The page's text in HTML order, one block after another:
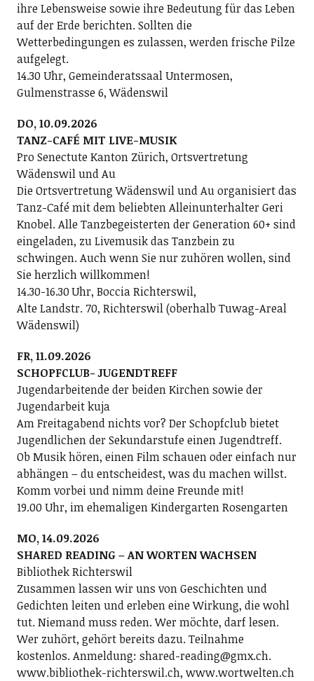
ihre Lebensweise sowie ihre Bedeutung für das Leben
auf der Erde berichten. Sollten die
Wetterbedingungen es zulassen, werden frische Pilze
aufgelegt.
14.30 Uhr, Gemeinderatssaal Untermosen,
Gulmenstrasse 6, Wädenswil
DO, 10.09.2026
TANZ-CAFÉ MIT LIVE-MUSIK
Pro Senectute Kanton Zürich, Ortsvertretung
Wädenswil und Au
Die Ortsvertretung Wädenswil und Au organisiert das
Tanz-Café mit dem beliebten Alleinunterhalter Geri
Knobel. Alle Tanzbegeisterten der Generation 60+ sind
eingeladen, zu Livemusik das Tanzbein zu
schwingen. Auch wenn Sie nur zuhören wollen, sind
Sie herzlich willkommen!
14.30-16.30 Uhr, Boccia Richterswil,
Alte Landstr. 70, Richterswil (oberhalb Tuwag-Areal
Wädenswil)
FR, 11.09.2026
SCHOPFCLUB- JUGENDTREFF
Jugendarbeitende der beiden Kirchen sowie der
Jugendarbeit kuja
Am Freitagabend nichts vor? Der Schopfclub bietet
Jugendlichen der Sekundarstufe einen Jugendtreff.
Ob Musik hören, einen Film schauen oder einfach nur
abhängen – du entscheidest, was du machen willst.
Komm vorbei und nimm deine Freunde mit!
19.00 Uhr, im ehemaligen Kindergarten Rosengarten
MO, 14.09.2026
SHARED READING – AN WORTEN WACHSEN
Bibliothek Richterswil
Zusammen lassen wir uns von Geschichten und
Gedichten leiten und erleben eine Wirkung, die wohl
tut. Niemand muss reden. Wer möchte, darf lesen.
Wer zuhört, gehört bereits dazu. Teilnahme
kostenlos. Anmeldung: shared-reading@gmx.ch.
www.bibliothek-richterswil.ch, www.wortwelten.ch